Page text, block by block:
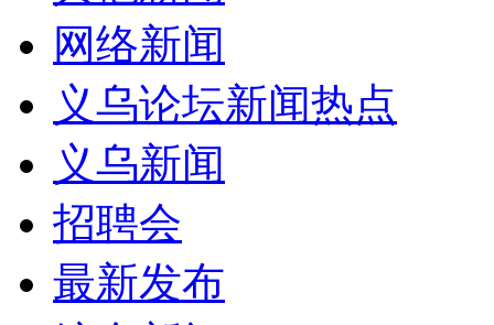
网络新闻
义乌论坛新闻热点
义乌新闻
招聘会
最新发布